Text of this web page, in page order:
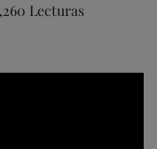
Lecturas